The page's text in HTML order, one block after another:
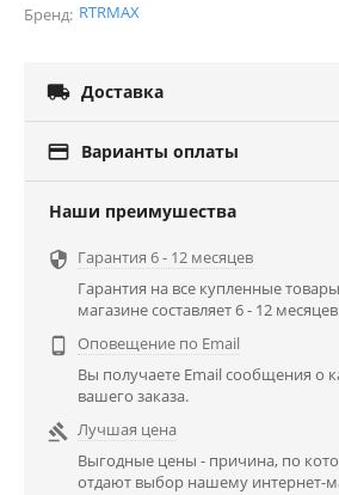
Бренд: RTRMAX
 Доставка
 Варианты оплаты
Наши преимушества
 Гарантия 6 - 12 месяцев
Гарантия на все купленные
магазине составляет 6 - 12 месяцев

Оповещение по Email
Вы получаете Email сообщения о
вашего заказа.

Лучшая цена
Выгодные цены - причина, по
отдают выбор нашему интернет-